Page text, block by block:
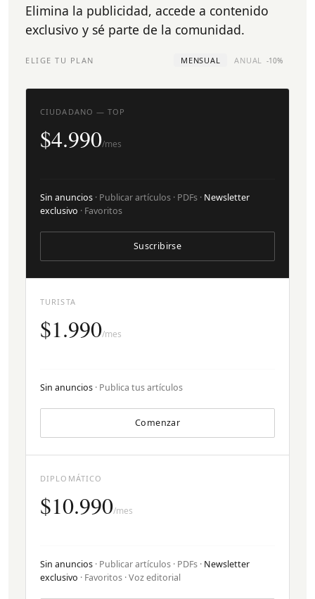
Elimina la publicidad, accede a contenido
exclusivo y sé parte de la comunidad.
ELIGE TU PLAN MENSUAL ANUAL -10%
TURISTA
$1.990/mes
Sin anuncios · Publica tus artículos
Comenzar
CIUDADANO — TOP
$4.990/mes
Sin anuncios · Publicar artículos · PDFs · Newsletter
exclusivo · Favoritos
Suscribirse
DIPLOMÁTICO
$10.990/mes
Sin anuncios · Publicar artículos · PDFs · Newsletter
exclusivo · Favoritos · Voz editorial